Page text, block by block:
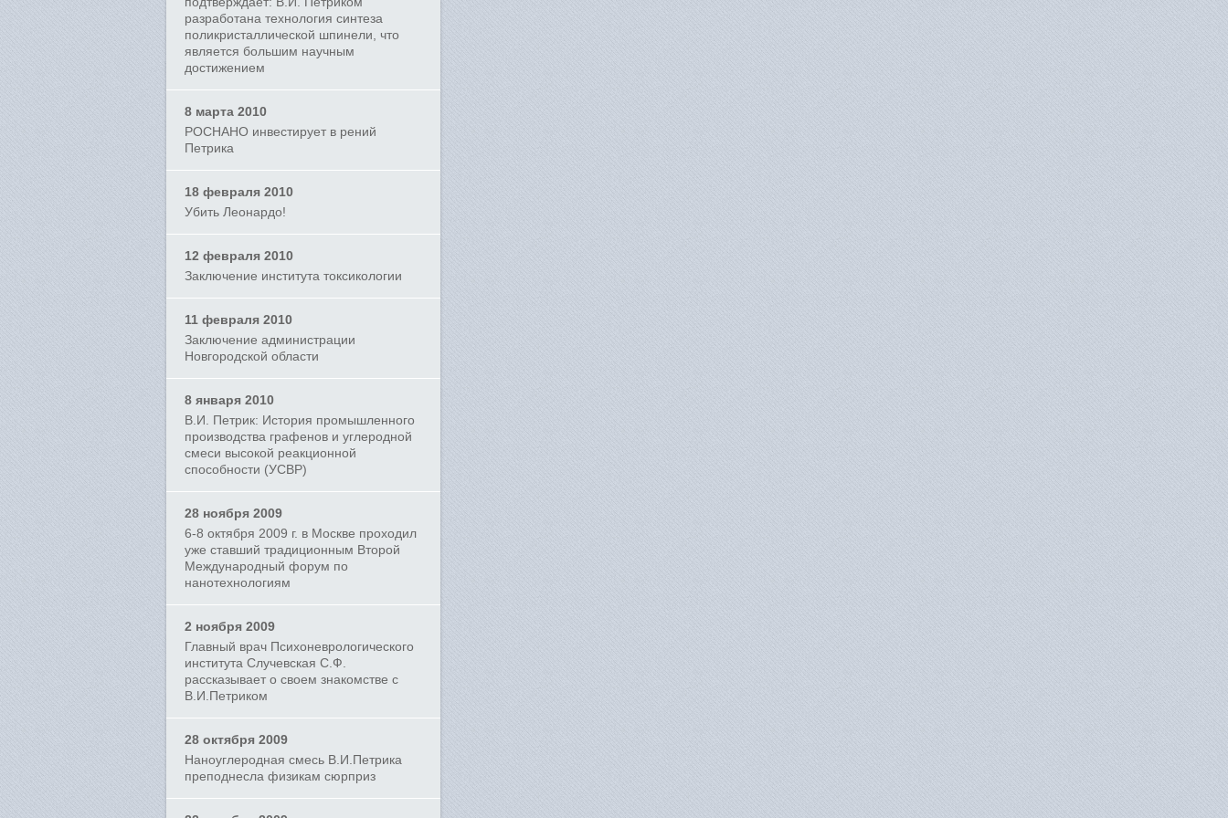
разработана технология синтеза
поликристаллической шпинели, что
является большим научным
достижением
8 марта 2010
РОСНАНО инвестирует в рений
Петрика
18 февраля 2010
Убить Леонардо!
12 февраля 2010
Заключение института токсикологии
11 февраля 2010
Заключение администрации
Новгородской области
8 января 2010
В.И. Петрик: История промышленного
производства графенов и углеродной
смеси высокой реакционной
способности (УСВР)
28 ноября 2009
6-8 октября 2009 г. в Москве проходил
уже ставший традиционным Второй
Международный форум по
нанотехнологиям
2 ноября 2009
Главный врач Психоневрологического
института Случевская С.Ф.
рассказывает о своем знакомстве с
В.И.Петриком
28 октября 2009
Наноуглеродная смесь В.И.Петрика
преподнесла физикам сюрприз